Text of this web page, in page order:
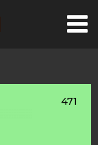
471